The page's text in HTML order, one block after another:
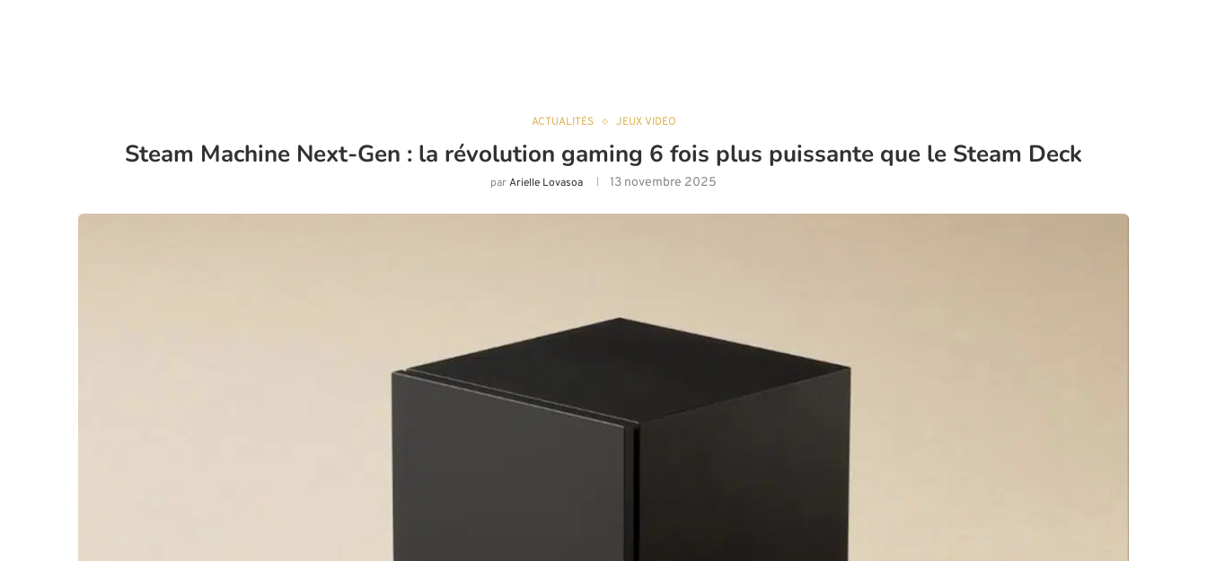
ACTUALITÉS JEUX VIDÉO
Steam Machine Next-Gen : la révolution gaming 6 fois plus puissante que le Steam Deck
parArielle Lovasoa 13 novembre 2025